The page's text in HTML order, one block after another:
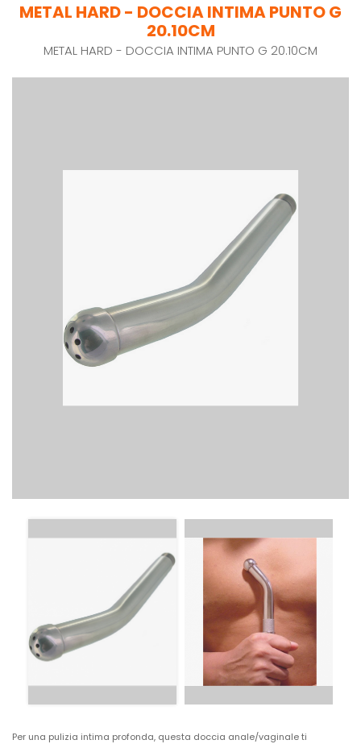
METAL HARD - DOCCIA INTIMA PUNTO G
20.10CM
METAL HARD - DOCCIA INTIMA PUNTO G 20.10CM
Per una pulizia intima profonda, questa doccia anale/vaginale ti